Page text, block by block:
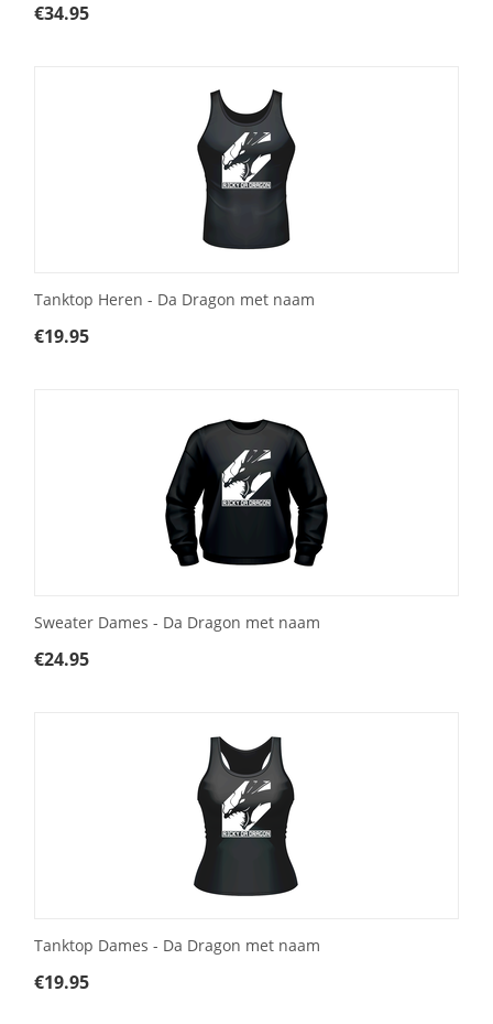
€34.95
Tanktop Heren - Da Dragon met naam
€19.95
Sweater Dames - Da Dragon met naam
€24.95
Tanktop Dames - Da Dragon met naam
€19.95